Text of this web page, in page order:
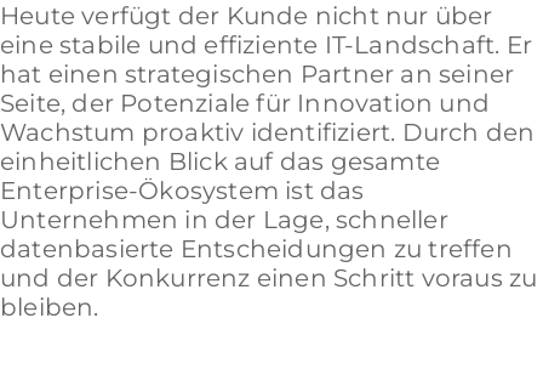
Heute verfügt der Kunde nicht nur über
eine stabile und effiziente IT-Landschaft. Er
hat einen strategischen Partner an seiner
Seite, der Potenziale für Innovation und
Wachstum proaktiv identifiziert. Durch den
einheitlichen Blick auf das gesamte
Enterprise-Ökosystem ist das
Unternehmen in der Lage, schneller
datenbasierte Entscheidungen zu treffen
und der Konkurrenz einen Schritt voraus zu
bleiben.